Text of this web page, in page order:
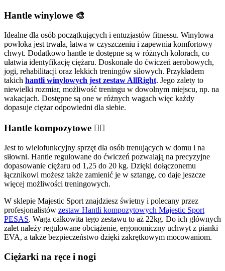
Hantle winylowe 🎨
Idealne dla osób początkujących i entuzjastów fitnessu. Winylowa
powłoka jest trwała, łatwa w czyszczeniu i zapewnia komfortowy
chwyt. Dodatkowo hantle te dostępne są w różnych kolorach, co
ułatwia identyfikację ciężaru. Doskonałe do ćwiczeń aerobowych,
jogi, rehabilitacji oraz lekkich treningów siłowych. Przykładem
takich hantli winylowych jest zestaw AllRight. Jego zalety to
niewielki rozmiar, możliwość treningu w dowolnym miejscu, np. na
wakacjach. Dostępne są one w różnych wagach więc każdy
dopasuje ciężar odpowiedni dla siebie.
Hantle kompozytowe 🏋‍♂️
Jest to wielofunkcyjny sprzęt dla osób trenujących w domu i na
siłowni. Hantle regulowane do ćwiczeń pozwalają na precyzyjne
dopasowanie ciężaru od 1,25 do 20 kg. Dzięki dołączonemu
łącznikowi możesz także zamienić je w sztangę, co daje jeszcze
więcej możliwości treningowych.
W sklepie Majestic Sport znajdziesz świetny i polecany przez
profesjonalistów zestaw Hantli kompozytowych Majestic Sport
PESAS. Waga całkowita tego zestawu to aż 22kg. Do ich głównych
zalet należy regulowane obciążenie, ergonomiczny uchwyt z pianki
EVA, a także bezpieczeństwo dzięki zakrętkowym mocowaniom.
Ciężarki na ręce i nogi